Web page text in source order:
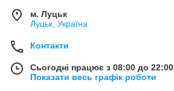
м. Луцьк
Луцьк, Україна
Контакти
Сьогодні працює з 08:00 до 22:00
Показати весь графік роботи